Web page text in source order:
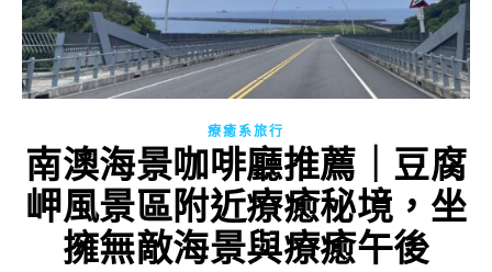
療癒系旅行
南澳海景咖啡廳推薦｜豆腐
岬風景區附近療癒秘境，坐
擁無敵海景與療癒午後